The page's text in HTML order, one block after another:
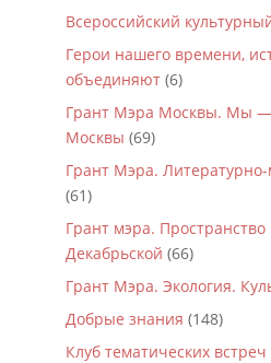
Всероссийский
Герои нашего времени,
объединяют(6)
Грант Мэра Москвы. Мы
Москвы (69)
Грант Мэра.
(61)
Грант мэра.
Декабрьской (66)
Грант Мэра. Экология.
Добрые знания (148)
Клуб тематических